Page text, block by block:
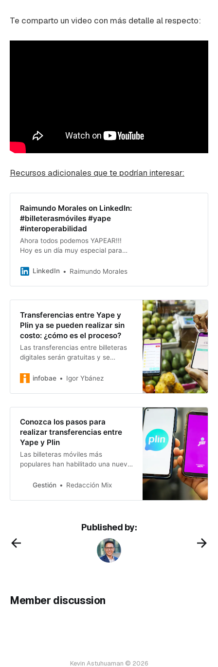
Te comparto un video con más detalle al respecto:
Recursos adicionales que te podrían interesar:
Raimundo Morales on LinkedIn:
#billeterasmóviles #yape
#interoperabilidad
Ahora todos podemos YAPEAR!!!
Hoy es un día muy especial para
cumple un gran hito para el sistema
LinkedIn Raimundo Morales
Transferencias entre Yape y
Plin ya se pueden realizar sin
costo: ¿cómo es el proceso?
Las transferencias entre billeteras
digitales serán gratuitas y se
diarios. Usuarios podrán escoger en
pagos.
infobae Igor Ybánez
Conozca los pasos para
realizar transferencias entre
Yape y Plin
Las billeteras móviles más
populares han habilitado una nueva
montos de dinero entre usuarios de
detalles.
Gestión Redacción Mix
Published by:
Member discussion
Kevin Astuhuaman © 2026